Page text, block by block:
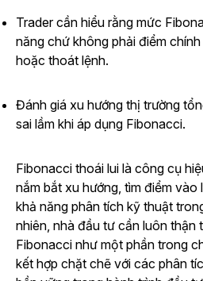
Trader cần hiểu rằng mức
năng chứ không phải điểm
hoặc thoát lệnh.
Đánh giá xu hướng thị trường
sai lầm khi áp dụng Fibonacci.
Fibonacci thoái lui là công cụ
nắm bắt xu hướng, tìm điểm
khả năng phân tích kỹ thuật
nhiên, nhà đầu tư cần luôn thận
Fibonacci như một phần trong
kết hợp chặt chẽ với các phân